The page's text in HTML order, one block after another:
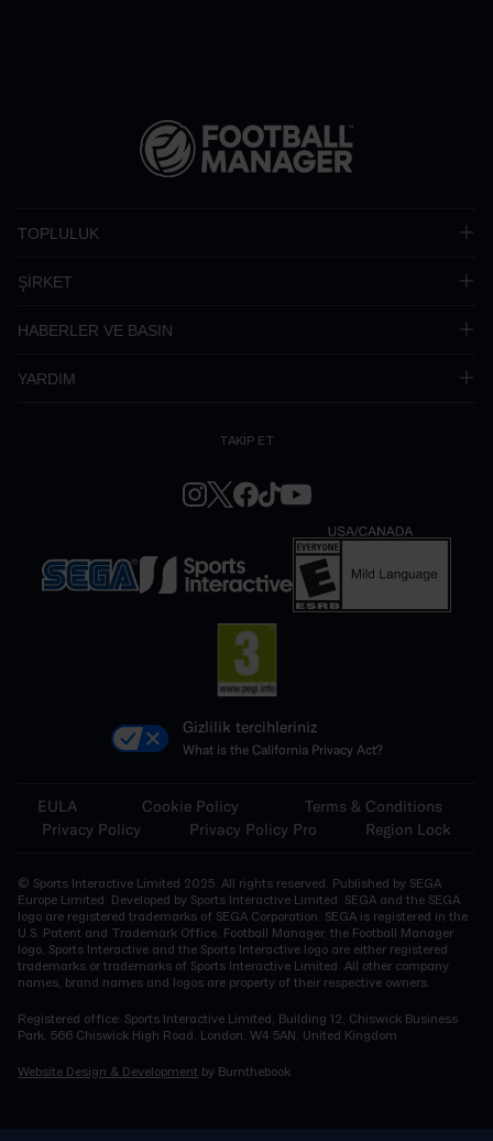
TOPLULUK
ŞİRKET
HABERLER VE BASIN
YARDIM
TAKİP ET
Gizlilik tercihleriniz
What is the California Privacy Act?
EULA Cookie Policy
Terms & Conditions
Privacy Policy
Privacy Policy Pro Region Lock
© Sports Interactive Limited 2025. All rights reserved. Published by SEGA
Europe Limited. Developed by Sports Interactive Limited. SEGA and the SEGA
logo are registered trademarks of SEGA Corporation. SEGA is registered in the
U.S. Patent and Trademark Office. Football Manager, the Football Manager
logo, Sports Interactive and the Sports Interactive logo are either registered
trademarks or trademarks of Sports Interactive Limited. All other company
names, brand names and logos are property of their respective owners.
Registered office: Sports Interactive Limited, Building 12, Chiswick Business
Park, 566 Chiswick High Road, London, W4 5AN, United Kingdom
Website Design & Development by Burnthebook